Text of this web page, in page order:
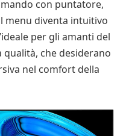
con puntatore,
menu diventa intuitivo
per gli amanti del
che desiderano
nel comfort della